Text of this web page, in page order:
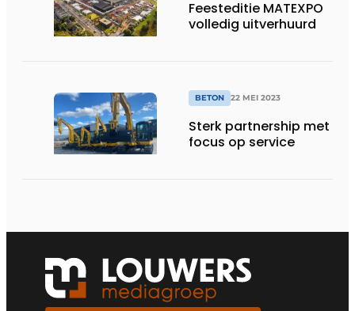
Feesteditie MATEXPO
volledig uitverhuurd
BETON 22 MEI 2023
Sterk partnership met
focus op service